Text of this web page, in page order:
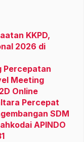
KKPD,
2026 di
Percepatan
Meeting
Online
Percepat
SDM
APINDO